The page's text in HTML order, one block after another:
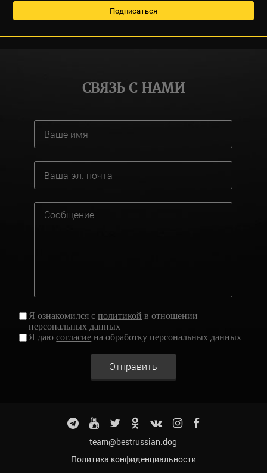
СВЯЗЬ С НАМИ
Я ознакомился сполитикой в отношении
персональных данных
Я даюсогласие на обработку персональных данных
Отправить
team@bestrussian.dog
Политика конфиденциальности